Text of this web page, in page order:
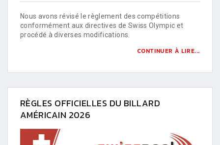
Nous avons révisé le règlement des compétitions
conformément aux directives de Swiss Olympic et
procédé à diverses modifications.
CONTINUER À LIRE...
RÈGLES OFFICIELLES DU BILLARD
AMÉRICAIN 2026